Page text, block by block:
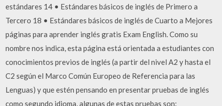
estándares 14 • Estándares básicos de inglés de Primero a
Tercero 18 • Estándares básicos de inglés de Cuarto a Mejores
páginas para aprender inglés gratis Exam English. Como su
nombre nos indica, esta página está orientada a estudiantes con
conocimientos previos de inglés (a partir del nivel A2 y hasta el
C2 según el Marco Común Europeo de Referencia para las
Lenguas) y que estén pensando en presentar pruebas de inglés
como segundo idioma, algunas de estas pruebas son: